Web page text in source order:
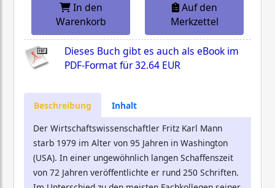
In den
Warenkorb
Auf den
Merkzettel
Dieses Buch gibt es auch als eBook im
PDF-Format für32.64 EUR
Beschreibung
Inhalt
Der Wirtschaftswissenschaftler Fritz Karl Mann
starb 1979 im Alter von 95 Jahren in Washington
(USA). In einer ungewöhnlich langen Schaffenszeit
von 72 Jahren veröffentlichte er rund 250 Schriften.